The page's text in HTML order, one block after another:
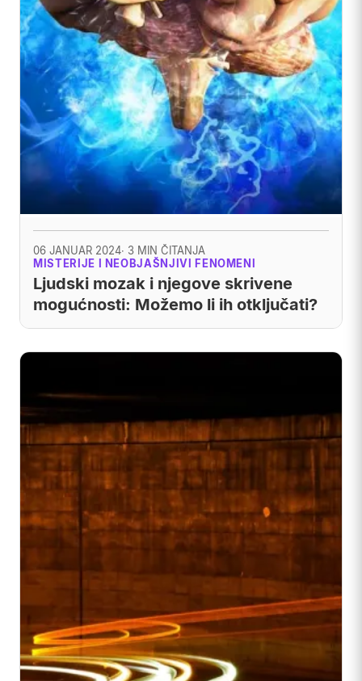
06 JANUAR 2024· 3 MIN ČITANJA
MISTERIJE I NEOBJAŠNJIVI FENOMENI
Ljudski mozak i njegove skrivene
mogućnosti: Možemo li ih otključati?